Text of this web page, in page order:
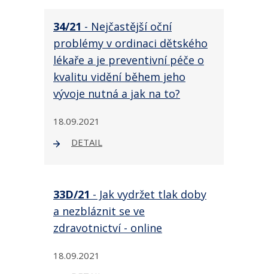
34/21 - Nejčastější oční
problémy v ordinaci dětského
lékaře a je preventivní péče o
kvalitu vidění během jeho
vývoje nutná a jak na to?
18.09.2021
DETAIL
33D/21 - Jak vydržet tlak doby
a nezbláznit se ve
zdravotnictví - online
18.09.2021